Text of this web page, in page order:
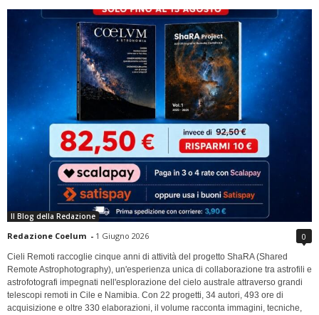
Il Blog della Redazione
Redazione Coelum - 1 Giugno 2026 0
Cieli Remoti raccoglie cinque anni di attività del progetto ShaRA (Shared
Remote Astrophotography), un'esperienza unica di collaborazione tra astrofili e
astrofotografi impegnati nell'esplorazione del cielo australe attraverso grandi
telescopi remoti in Cile e Namibia. Con 22 progetti, 34 autori, 493 ore di
acquisizione e oltre 330 elaborazioni, il volume racconta immagini, tecniche,